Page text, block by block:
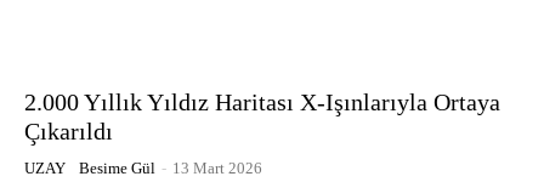
2.000 Yıllık Yıldız Haritası X-Işınlarıyla Ortaya
Çıkarıldı
UZAY Besime Gül - 13 Mart 2026